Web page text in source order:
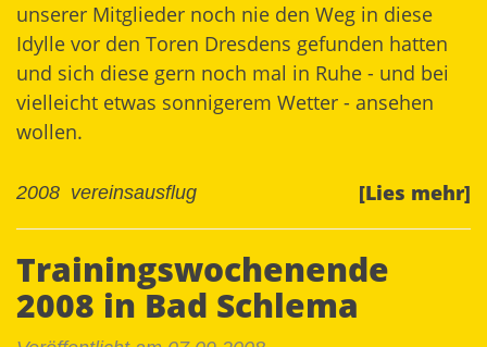
unserer Mitglieder noch nie den Weg in diese
Idylle vor den Toren Dresdens gefunden hatten
und sich diese gern noch mal in Ruhe - und bei
vielleicht etwas sonnigerem Wetter - ansehen
wollen.
[Lies mehr]
2008 vereinsausflug
Trainingswochenende
2008 in Bad Schlema